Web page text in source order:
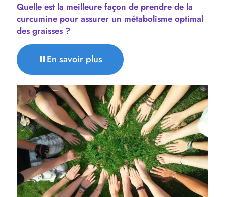
Quelle est la meilleure façon de prendre de la
curcumine pour assurer un métabolisme optimal
des graisses ?
En savoir plus